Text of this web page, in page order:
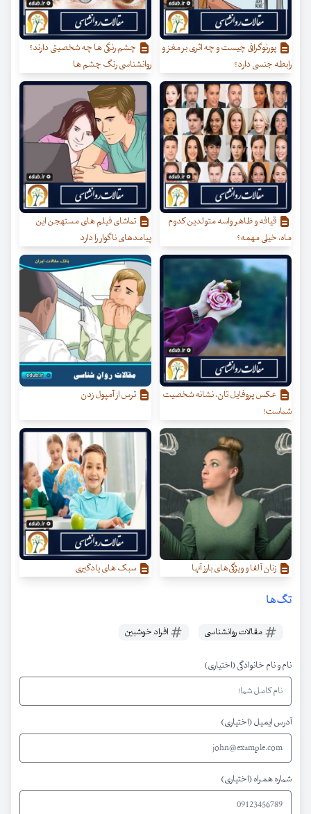
پورنوگرافی چیست و چه اثری بر مغز و
رابطه جنسی دارد؟
چشم رنگی ها چه شخصیتی دارند؟
روانشناسی رنگ چشم ها
قیافه و ظاهر واسه متولدین کدوم
ماه، خیلی مهمه؟
تماشای فیلم های مستهجن این
پیامدهای ناگوار را دارد
عکس پروفایل تان، نشانه شخصیت
شماست!
ترس از آمپول زدن
زنان آلفا و ویژگی‌‌های بارز آنها سبک های یادگیری
تگ‌ها
مقالات روانشناسی افراد خوشبین
نام و نام خانوادگی (اختیاری)
آدرس ایمیل (اختیاری)
شماره همراه (اختیاری)